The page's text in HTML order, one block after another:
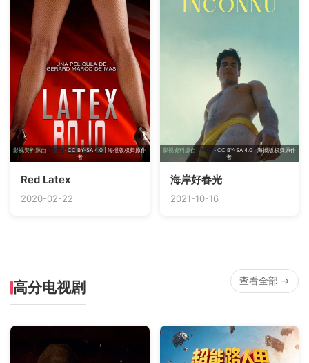
影视资料源自 TMDB · CC BY-SA 4.0 | 海报版权归原作
者
Red Latex
2020-02-22
影视资料源自 TMDB· CC BY-SA 4.0 | 海报版权归原作
者
海岸好春光
2021-10-16
高分电视剧 查看全部 →